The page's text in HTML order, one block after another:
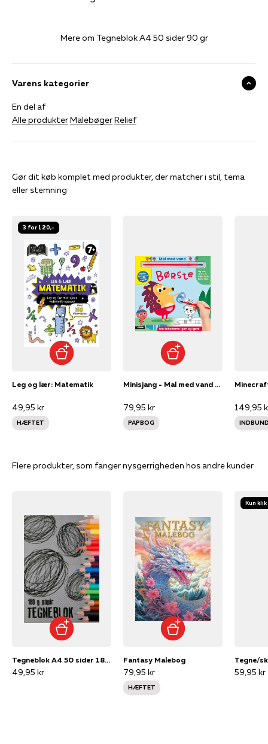
Mere om Tegneblok A4 50 sider 90 gr
Varens kategorier
En del af
Alle produkterMalebøgerRelief
Gør dit køb komplet med produkter, der matcher i stil, tema
eller stemning
3 for 120,-
Leg og lær: Matematik
49,95 kr
HÆFTET
Minisjang - Mal med vand - Børste
79,95 kr
PAPBOG
149,95
Flere produkter, som fanger nysgerrigheden hos andre kunder
Tegneblok A4 50 sider 180 gr
49,95 kr
Fantasy Malebog
79,95 kr
HÆFTET
Kun
59,95 kr